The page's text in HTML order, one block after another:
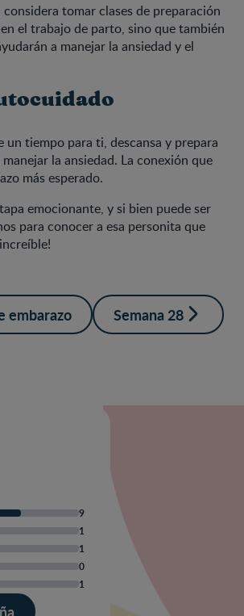
tomar clases de preparación
el trabajo de parto, sino que también
a manejar la ansiedad y el
tiempo para ti, descansa y prepara
la ansiedad. La conexión que
más esperado.
emocionante, y si bien puede ser
para conocer a esa personita que
embarazo Semana 28
9
1
1
0
1
reseña